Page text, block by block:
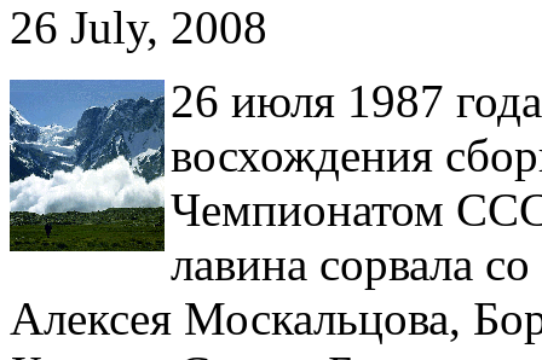
26 July, 2008
26 июля 1987
восхождения
Чемпионатом
лавина сорвала
Алексея Москальцова,